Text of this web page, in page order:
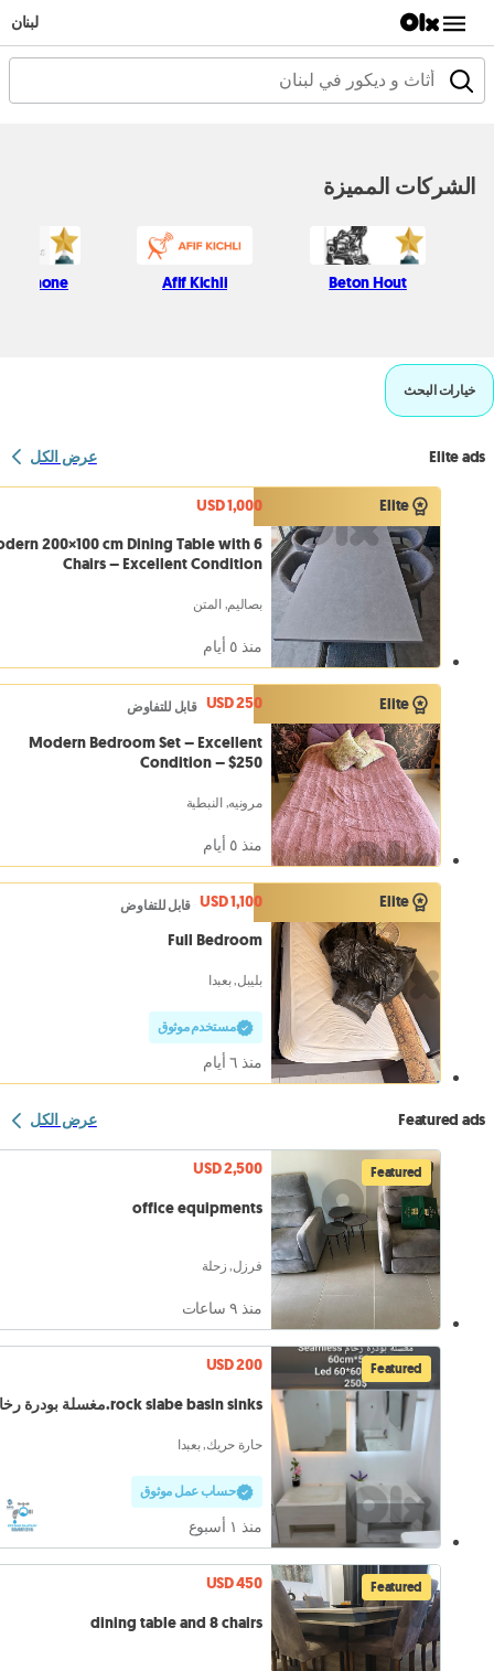
لبنان
الشركات المميزة
Beton Hout
Afif Kichli
Phone
خيارات البحث
Elite ads عرض الكل
Elite
USD 1,000
200×100 cm Dining Table with 6
Chairs – Excellent Condition
بصاليم, المتن
منذ ٥ أيام
Elite
USD 250 قابل للتفاوض
Modern Bedroom Set – Excellent
Condition – $250
مرونيه, النبطية
منذ ٥ أيام
Elite
USD 1,100 قابل للتفاوض
Full Bedroom
بليبل, بعبدا
مستخدم موثوق
منذ ٦ أيام
Featured ads عرض الكل
Featured
USD 2,500
office equipments
فرزل, زحلة
منذ ٩ ساعات
Featured
USD 200
rock slabe basin sinks.مغسلة بودرة رخام
حارة حريك, بعبدا
حساب عمل موثوق
منذ ١ أسبوع
Featured
USD 450
dining table and 8 chairs